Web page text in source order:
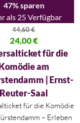
47% sparen
als 25 Verfügbar
44,60€
Preis war:
24,00€
Preis ist: 24,00 €.
für die
am
| Ernst-
Reuter-Saal
für die Komödie
– Erleben